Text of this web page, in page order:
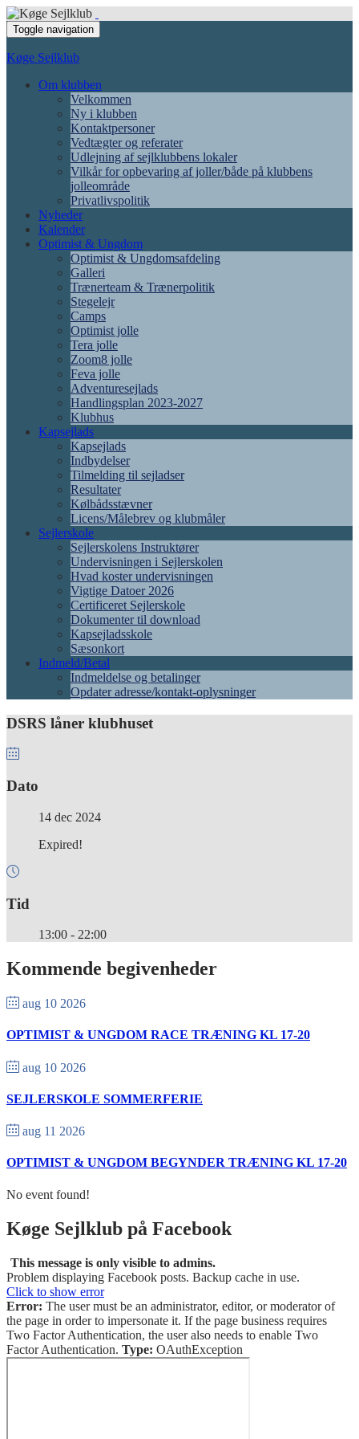
Toggle navigation
Køge Sejlklub
Om klubben
Velkommen
Ny i klubben
Kontaktpersoner
Vedtægter og referater
Udlejning af sejlklubbens lokaler
Vilkår for opbevaring af joller/både på klubbens
jolleområde
Privatlivspolitik
Nyheder
Kalender
Optimist & Ungdom
Optimist & Ungdomsafdeling
Galleri
Trænerteam & Trænerpolitik
Stegelejr
Camps
Optimist jolle
Tera jolle
Zoom8 jolle
Feva jolle
Adventuresejlads
Handlingsplan 2023-2027
Klubhus
Kapsejlads
Kapsejlads
Indbydelser
Tilmelding til sejladser
Resultater
Kølbådsstævner
Licens/Målebrev og klubmåler
Sejlerskole
Sejlerskolens Instruktører
Undervisningen i Sejlerskolen
Hvad koster undervisningen
Vigtige Datoer 2026
Certificeret Sejlerskole
Dokumenter til download
Kapsejladsskole
Sæsonkort
Indmeld/Betal
Indmeldelse og betalinger
Opdater adresse/kontakt-oplysninger
DSRS låner klubhuset
Dato
14 dec 2024
Expired!
Tid
13:00 - 22:00
Kommende begivenheder
aug 10 2026
OPTIMIST & UNGDOM RACE TRÆNING KL 17-20
aug 10 2026
SEJLERSKOLE SOMMERFERIE
aug 11 2026
OPTIMIST & UNGDOM BEGYNDER TRÆNING KL 17-20
No event found!
Køge Sejlklub på Facebook
This message is only visible to admins.
Problem displaying Facebook posts. Backup cache in use.
Click to show error
Error: The user must be an administrator, editor, or moderator of
the page in order to impersonate it. If the page business requires
Two Factor Authentication, the user also needs to enable Two
Factor Authentication. Type: OAuthException